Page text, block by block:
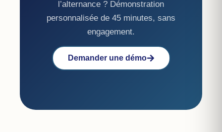
l’alternance ? Démonstration
personnalisée de 45 minutes, sans
engagement.
Demander une démo